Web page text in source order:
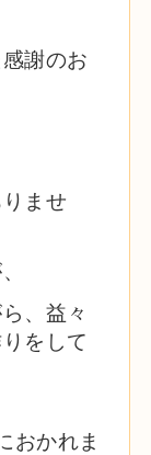
謝のお
ませ
、益々
をして
おかれま